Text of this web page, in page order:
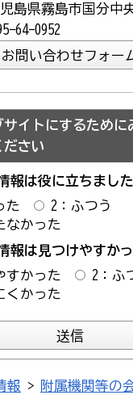
島県霧島市国分中
64-0952
サイトにするために
ださい
報は役に立ちまし
た
2：ふつう
なかった
報は見つけやすか
すかった
2：ふ
くかった
報 > 附属機関等の